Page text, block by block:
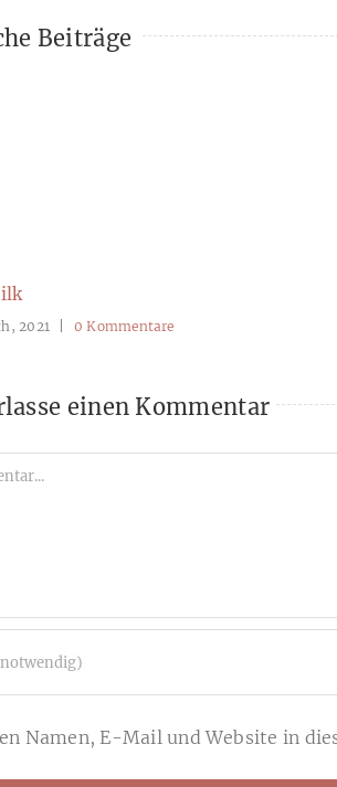
Beiträge
2021 0 Kommentare
einen Kommentar
Namen, E-Mail und Website in